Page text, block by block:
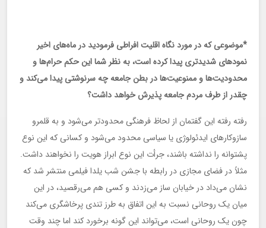
*موضوعی که در مورد نگاه اقلیت افراطی فرمودید در ماه‌های اخیر
نمودهای شدیدتری پیدا کرده است، به نظر شما این حکم حرام‌ها و
محدودیت‌ها و ممنوعیت‌ها در بطن جامعه چه سرنوشتی پیدا می‌کند و
چقدر از طرف مردم جامعه پذیرش خواهد داشت؟
رفته رفته این گفتمان از لحاظ فرهنگی محدودتر می‌شود و به قلمرو
سازوکارهای ایدئولوژی یا سیاسی محدود می‌شود و کسانی که این نوع
پشتوانه را نداشته باشند، جرأت این نوع ابراز هویت را نخواهند داشت.
مثلاً در فضای مجازی در رابطه با جشن شب یلدا فیلمی منتشر شد که
نشان می‌داد در خیابان ساز می‌زدند و کسی هم می‌رقصید، در این
میان یک روحانی نسبت به این اتفاق به طرز تندی پرخاشگری می‌کند
چون یک روحانی است، می‌تواند این گونه برخورد کند اما چند وقت